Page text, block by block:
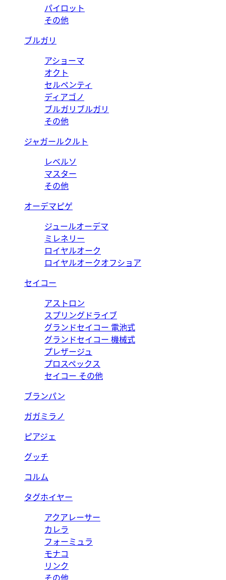
パイロット
その他
ブルガリ
アショーマ
オクト
セルペンティ
ディアゴノ
ブルガリブルガリ
その他
ジャガールクルト
レベルソ
マスター
その他
オーデマピゲ
ジュールオーデマ
ミレネリー
ロイヤルオーク
ロイヤルオークオフショア
セイコー
アストロン
スプリングドライブ
グランドセイコー 電池式
グランドセイコー 機械式
プレザージュ
プロスペックス
セイコー その他
ブランパン
ガガミラノ
ピアジェ
グッチ
コルム
タグホイヤー
アクアレーサー
カレラ
フォーミュラ
モナコ
リンク
その他